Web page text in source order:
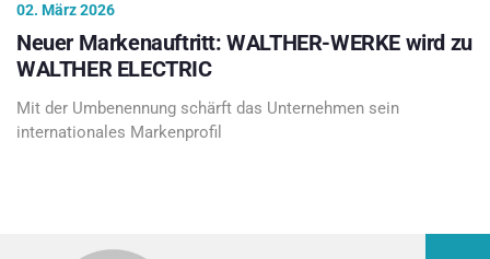
02. März 2026
Neuer Markenauftritt: WALTHER-WERKE wird zu
WALTHER ELECTRIC
Mit der Umbenennung schärft das Unternehmen sein
internationales Markenprofil